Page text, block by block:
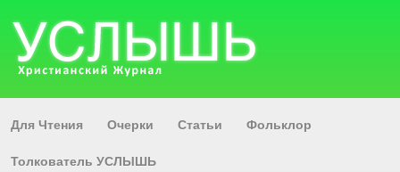
Для Чтения Очерки Статьи Фольклор
Толкователь УСЛЫШЬ